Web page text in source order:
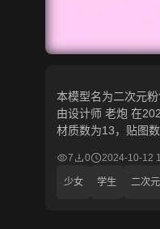
本模型名为二次元
由设计师 老炮 在
材质数为13，贴图
7 0 2024-10-12
少女 学生 二次元